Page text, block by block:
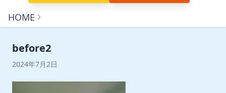
HOME
before2
2024年7月2日